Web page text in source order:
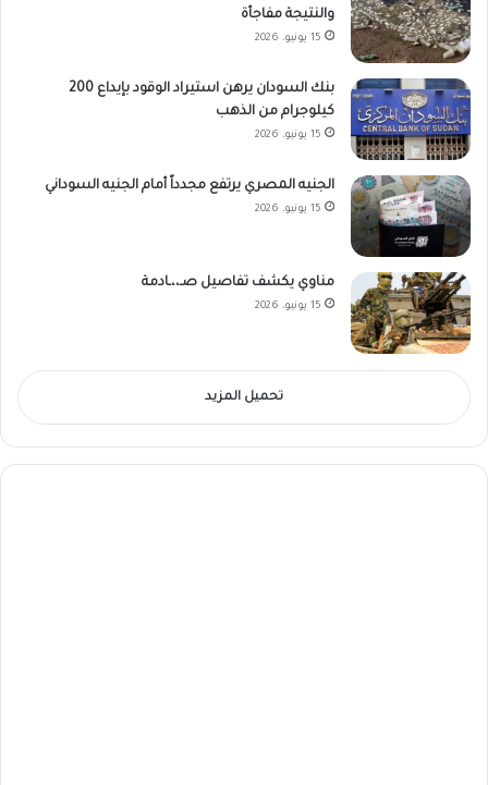
والنتيجة مفاجأة
15 يونيو، 2026
بنك السودان يرهن استيراد الوقود بإيداع 200
كيلوجرام من الذهب
15 يونيو، 2026
الجنيه المصري يرتفع مجدداً أمام الجنيه السوداني
15 يونيو، 2026
مناوي يكشف تفاصيل صـ،،ـادمة
15 يونيو، 2026
تحميل المزيد